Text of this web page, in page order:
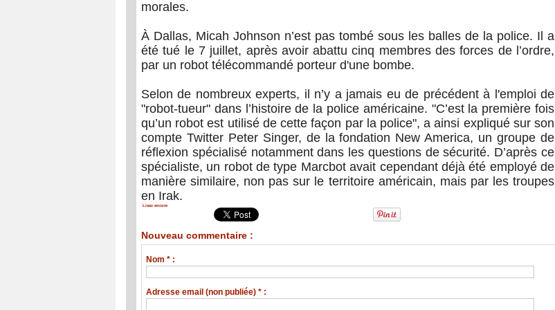
morales.
À Dallas, Micah Johnson n’est pas tombé sous les balles de la police. Il a
été tué le 7 juillet, après avoir abattu cinq membres des forces de l’ordre,
par un robot télécommandé porteur d'une bombe.
Selon de nombreux experts, il n’y a jamais eu de précédent à l'emploi de
"robot-tueur" dans l’histoire de la police américaine. "C’est la première fois
qu’un robot est utilisé de cette façon par la police", a ainsi expliqué sur son
compte Twitter Peter Singer, de la fondation New America, un groupe de
réflexion spécialisé notamment dans les questions de sécurité. D’après ce
spécialiste, un robot de type Marcbot avait cependant déjà été employé de
manière similaire, non pas sur le territoire américain, mais par les troupes
en Irak.
Lisez encore
Nouveau commentaire :
Nom * :
Adresse email (non publiée) * :